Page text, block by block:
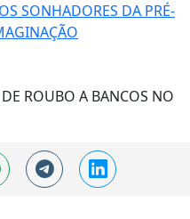
SONHADORES DA PRÉ-